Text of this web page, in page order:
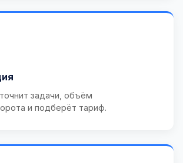
задачи, объём
и подберёт тариф.